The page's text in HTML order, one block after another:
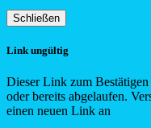
Schließen
Link ungültig
Dieser Link zum
oder bereits abgelaufen.
einen neuen Link an